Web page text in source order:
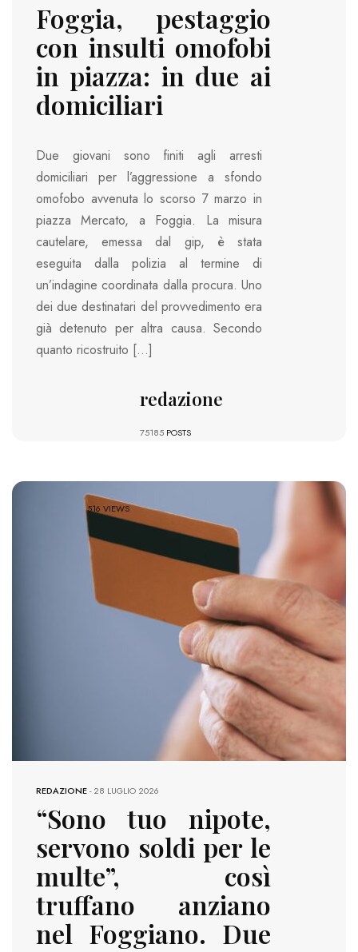
Foggia, pestaggio
con insulti omofobi
in piazza: in due ai
domiciliari
Due giovani sono finiti agli arresti
domiciliari per l’aggressione a sfondo
omofobo avvenuta lo scorso 7 marzo in
piazza Mercato, a Foggia. La misura
cautelare, emessa dal gip, è stata
eseguita dalla polizia al termine di
un’indagine coordinata dalla procura. Uno
dei due destinatari del provvedimento era
già detenuto per altra causa. Secondo
quanto ricostruito […]
redazione
75185 POSTS
516 VIEWS
REDAZIONE-28 LUGLIO 2026
“Sono tuo nipote,
servono soldi per le
multe”, così
truffano anziano
nel Foggiano. Due